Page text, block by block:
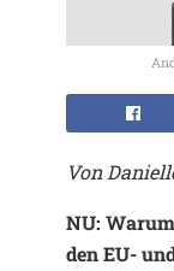
Von
NU:
den EU-